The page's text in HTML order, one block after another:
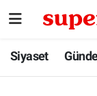
SiyasetSiyaset
İstanbul
İstanbul